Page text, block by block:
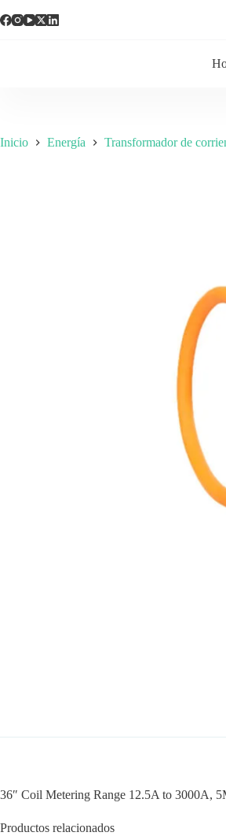
Inicio Energía Transformador de
36″ Coil Metering Range 12.5A to 3000A,
Productos relacionados